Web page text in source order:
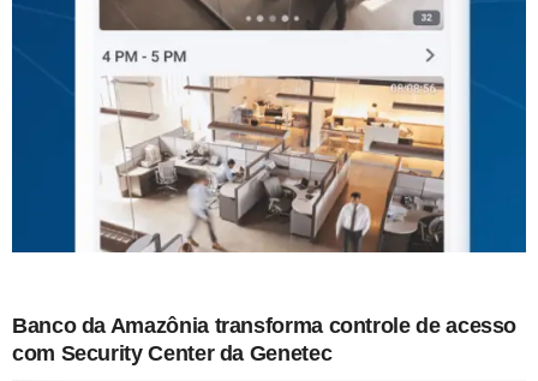
Banco da Amazônia transforma controle de acesso
com Security Center da Genetec